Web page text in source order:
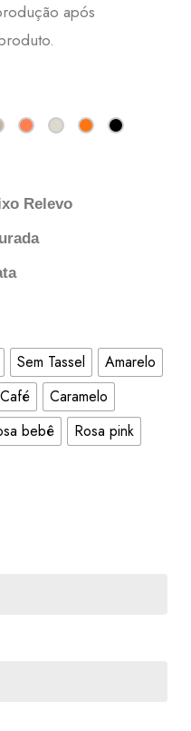
após
Relevo
Sem Tassel
Amarelo
Café
Caramelo
bebê
Rosa pink